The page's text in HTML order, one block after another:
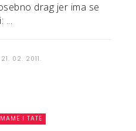
drag jer ima se
...
21. 02. 2011.
I TATE